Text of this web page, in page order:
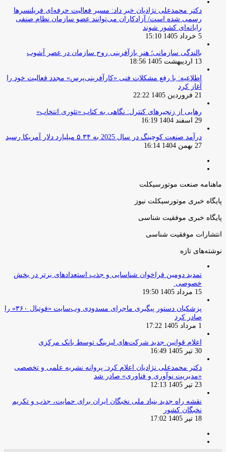
دکتر محمدعلی نژادیان خبر داد: مسیر فعالیت حرفه‌ای فریلنسرها
رسمی شده است/ آزادکاران می‌توانند عضو سازمان نظام صنفی
رایانه‌ای کشور شوند
5 خرداد 1405 15:10
بالندگی سازمانی؛ هنر بازآفرینی روح سازمان در عصر آشوب
13 اردیبهشت 1405 18:56
اطلاعیه: با رفع مشکلات فنی «کارآفرینی‌پرس» مجدد فعالیت خود را
آغاز کرد
21 فروردین 1405 22:22
رهایی از زنجیرهای کنترل: نگاهی به کتاب «تئوری انتخاب»
29 اسفند 1404 16:19
درآمد صنعت کوچینگ در سال 2025 به ۵.۳۴ میلیارد دلار آمریکا رسید
27 بهمن 1404 16:14
ماهنامه صنعت موتورسیکلت
پایگاه خبری موتورسیکلت نیوز
پایگاه خبری موفقیت شناسی
انتشارات موفقیت شناسی
نوشته‌های تازه
تمدید دومین فراخوان شناسایی و جذب استعدادهای برتر در بخش
خصوصی
15 مرداد 1405 19:50
پزشکیان دستور پیگیری ماجرای مسدودی وب‌سایت «فوتبال ۳۶۰» را
صادر کرد
1 مرداد 1405 17:22
اعلام قوانین جدید شرکت‌های لیزینگ توسط بانک مرکزی
30 تیر 1405 16:49
دکتر محمدعلی نژادیان اعلام کرد: پروانه نشریه علمی و تخصصی
«مدیریت نوآوری و فناوری» صادر شد
23 تیر 1405 12:13
نقشه راه جدید بنیاد ملی نخبگان ایران برای حمایت، جذب و تکریم
نخبگان کشور
18 تیر 1405 17:02